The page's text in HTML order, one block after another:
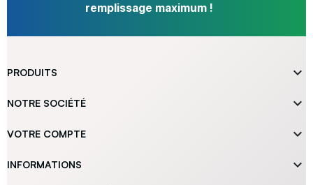
remplissage maximum !
PRODUITS 
NOTRE SOCIÉTÉ 
VOTRE COMPTE 
INFORMATIONS 